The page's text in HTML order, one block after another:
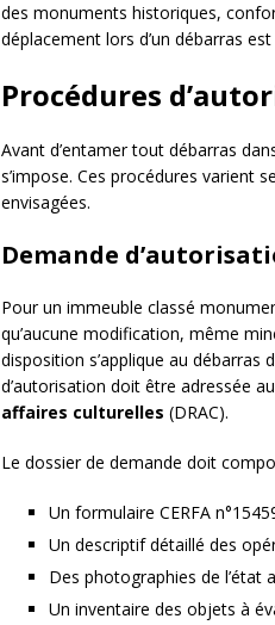
des monuments historiques,
déplacement lors d’un débarras
Procédures
Avant d’entamer tout débarras
s’impose. Ces procédures varient
envisagées.
Demande
Pour un immeuble classé
qu’aucune modification, même
disposition s’applique au débarras
d’autorisation doit être adressée au
affaires culturelles (DRAC).
Le dossier de demande doit
Un formulaire CERFA
Un descriptif détaillé des
Des photographies de l’état
Un inventaire des objets à